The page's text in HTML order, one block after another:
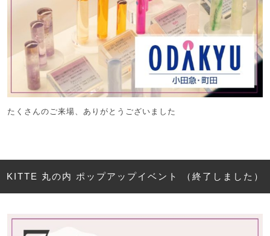
たくさんのご来場、ありがとうございました
KITTE 丸の内 ポップアップイベント （終了しました）